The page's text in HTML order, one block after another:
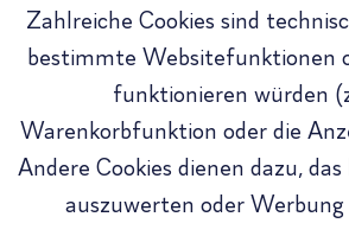
Zahlreiche Cookies sind
bestimmte Websitefunktionen
funktionieren würden
Warenkorbfunktion oder die
Andere Cookies dienen dazu,
auszuwerten oder Werbung